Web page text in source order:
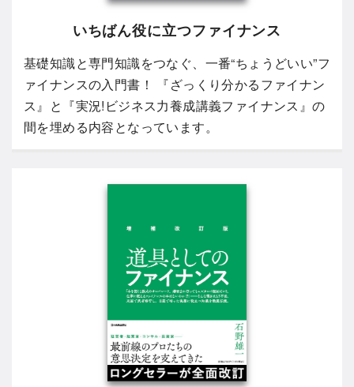
いちばん役に立つファイナンス
基礎知識と専門知識をつなぐ、一番“ちょうどいい”フ
ァイナンスの入門書！ 『ざっくり分かるファイナン
ス』と『実況!ビジネス力養成講義ファイナンス』の
間を埋める内容となっています。